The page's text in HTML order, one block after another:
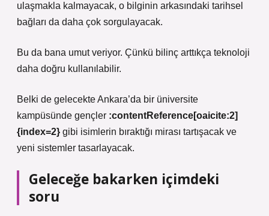
ulaşmakla kalmayacak, o bilginin arkasındaki tarihsel
bağları da daha çok sorgulayacak.
Bu da bana umut veriyor. Çünkü bilinç arttıkça teknoloji
daha doğru kullanılabilir.
Belki de gelecekte Ankara’da bir üniversite
kampüsünde gençler :contentReference[oaicite:2]
{index=2} gibi isimlerin bıraktığı mirası tartışacak ve
yeni sistemler tasarlayacak.
Geleceğe bakarken içimdeki
soru